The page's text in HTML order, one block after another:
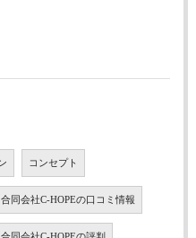
コンセプト
同会社C-HOPEの口コミ情報